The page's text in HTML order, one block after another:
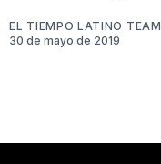
EL TIEMPO LATINO TEAM
30 de mayo de 2019